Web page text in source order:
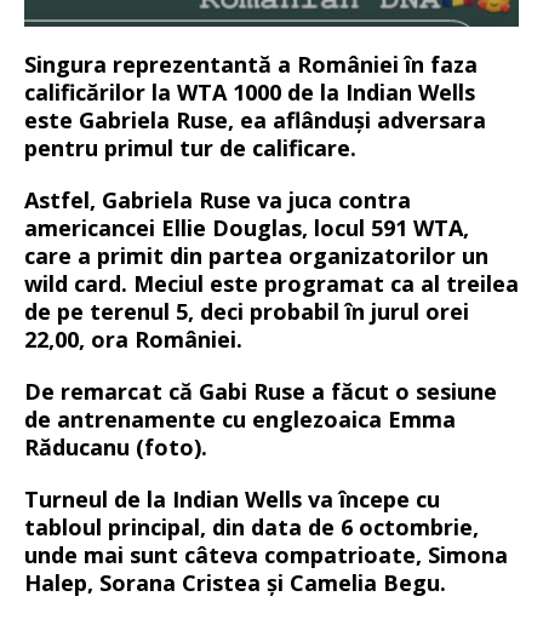
Singura reprezentantă a României în faza
calificărilor la WTA 1000 de la Indian Wells
este Gabriela Ruse, ea aflânduși adversara
pentru primul tur de calificare.
Astfel, Gabriela Ruse va juca contra
americancei Ellie Douglas, locul 591 WTA,
care a primit din partea organizatorilor un
wild card. Meciul este programat ca al treilea
de pe terenul 5, deci probabil în jurul orei
22,00, ora României.
De remarcat că Gabi Ruse a făcut o sesiune
de antrenamente cu englezoaica Emma
Răducanu (foto).
Turneul de la Indian Wells va începe cu
tabloul principal, din data de 6 octombrie,
unde mai sunt câteva compatrioate, Simona
Halep, Sorana Cristea și Camelia Begu.